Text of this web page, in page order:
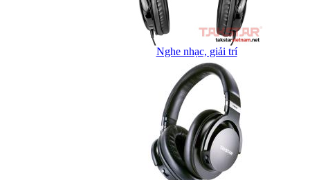
Nghe nhạc, giải trí